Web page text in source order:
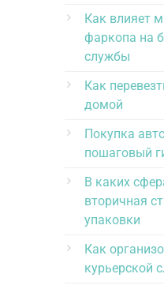
Как влияет
фаркопа на
службы
Как
домой
Покупка
пошаговый
В каких
вторичная
упаковки
Как
курьерской